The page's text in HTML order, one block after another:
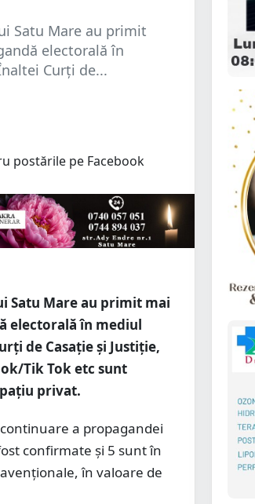
Satu Mare au primit
electorală în
Curți de...
Satu Mare au primit mai
electorală în mediul
de Casație și Justiție,
Tik Tok etc sunt
privat.
a propagandei
confirmate și 5 sunt în
în valoare de